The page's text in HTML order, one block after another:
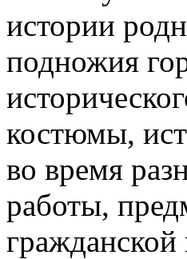
истории
подножия
костюмы,
во время
работы,